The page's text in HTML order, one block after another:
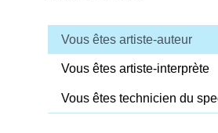
Vous êtes artiste-auteur
Vous êtes artiste-interprète
Vous êtes technicien du